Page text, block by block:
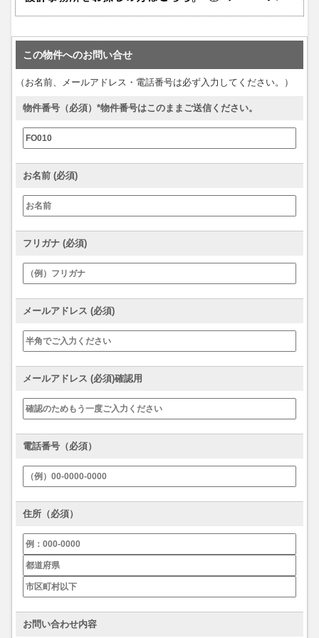
この物件へのお問い合せ
（お名前、メールアドレス・電話番号は必ず入力してください。）
物件番号（必須）*物件番号はこのままご送信ください。
お名前 (必須)
フリガナ (必須)
メールアドレス (必須)
メールアドレス (必須)確認用
電話番号（必須）
住所（必須）
お問い合わせ内容